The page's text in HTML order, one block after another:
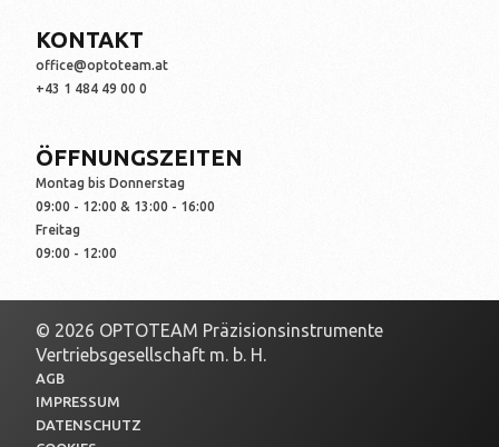
KONTAKT
office@optoteam.at
+43 1 484 49 00 0
ÖFFNUNGSZEITEN
Montag bis Donnerstag
09:00 - 12:00 & 13:00 - 16:00
Freitag
09:00 - 12:00
© 2026 OPTOTEAM Präzisionsinstrumente
Vertriebsgesellschaft m. b. H.
AGB
IMPRESSUM
DATENSCHUTZ